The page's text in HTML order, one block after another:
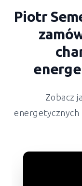
Piotr
Zobacz
energetycznych